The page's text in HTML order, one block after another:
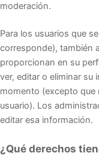
moderación.
Para los usuarios que
corresponde), también
proporcionan en su
ver, editar o eliminar su
momento (excepto que
usuario). Los
editar esa información.
¿Qué derechos